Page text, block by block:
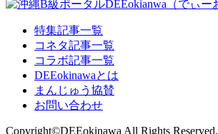
特集記事一覧
コネタ記事一覧
コラボ記事一覧
DEEokinawaとは
まんじゅう協賛
お問い合わせ
Copyright©DEEokinawa All Rights Reserved.